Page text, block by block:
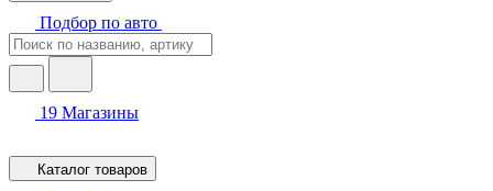
Подбор по авто
19 Магазины
Каталог товаров